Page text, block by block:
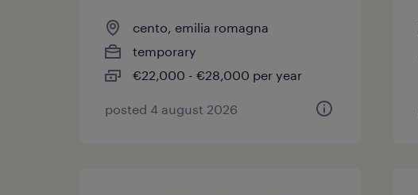
cento, emilia romagna
temporary
€22,000 - €28,000 per year
posted 4 august 2026